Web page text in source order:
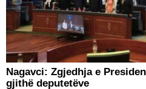
Nagavci: Zgjedhja e
gjithë deputetëve